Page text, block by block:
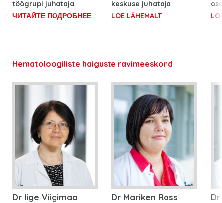
töögrupi juhataja
ЧИТАЙТЕ ПОДРОБНЕЕ
keskuse juhataja
LOE LÄHEMALT
Hematoloogiliste haiguste ravimeeskond
Dr Iige Viigimaa Dr Mariken Ross